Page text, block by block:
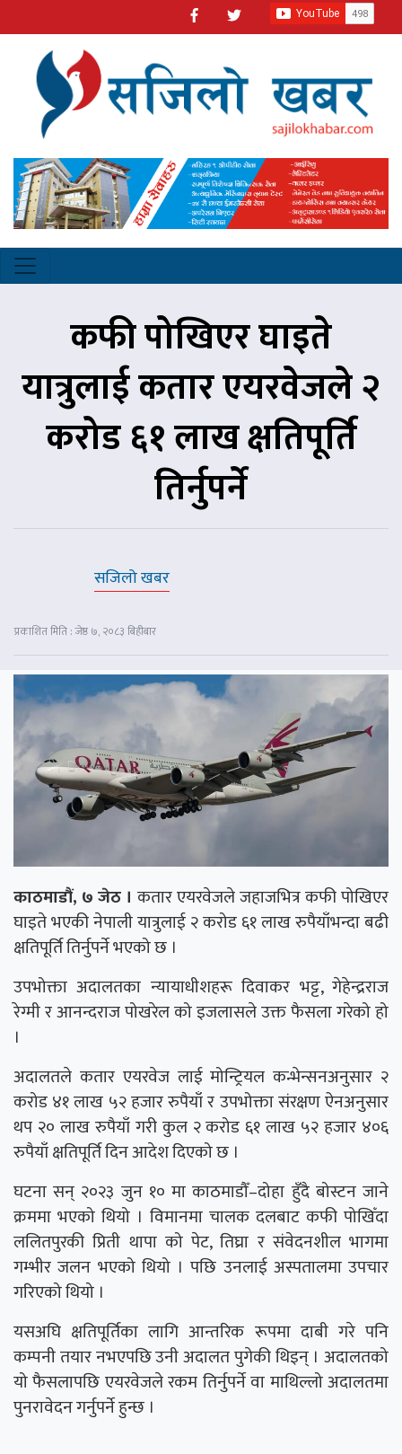
कफी पोखिएर घाइते
यात्रुलाई कतार एयरवेजले २
करोड ६१ लाख क्षतिपूर्ति
तिर्नुपर्ने
सजिलो खबर
प्रकाशित मिति : जेष्ठ ७, २०८३ बिहीबार
काठमाडौं, ७ जेठ । कतार एयरवेजले जहाजभित्र कफी पोखिएर
घाइते भएकी नेपाली यात्रुलाई २ करोड ६१ लाख रुपैयाँभन्दा बढी
क्षतिपूर्ति तिर्नुपर्ने भएको छ ।
उपभोक्ता अदालतका न्यायाधीशहरू दिवाकर भट्ट, गेहेन्द्रराज
रेग्मी र आनन्दराज पोखरेल को इजलासले उक्त फैसला गरेको हो
।
अदालतले कतार एयरवेज लाई मोन्ट्रियल कन्भेन्सनअनुसार २
करोड ४१ लाख ५२ हजार रुपैयाँ र उपभोक्ता संरक्षण ऐनअनुसार
थप २० लाख रुपैयाँ गरी कुल २ करोड ६१ लाख ५२ हजार ४०६
रुपैयाँ क्षतिपूर्ति दिन आदेश दिएको छ ।
घटना सन् २०२३ जुन १० मा काठमाडौँ–दोहा हुँदै बोस्टन जाने
क्रममा भएको थियो । विमानमा चालक दलबाट कफी पोखिँदा
ललितपुरकी प्रिती थापा को पेट, तिघ्रा र संवेदनशील भागमा
गम्भीर जलन भएको थियो । पछि उनलाई अस्पतालमा उपचार
गरिएको थियो ।
यसअघि क्षतिपूर्तिका लागि आन्तरिक रूपमा दाबी गरे पनि
कम्पनी तयार नभएपछि उनी अदालत पुगेकी थिइन् । अदालतको
यो फैसलापछि एयरवेजले रकम तिर्नुपर्ने वा माथिल्लो अदालतमा
पुनरावेदन गर्नुपर्ने हुन्छ ।